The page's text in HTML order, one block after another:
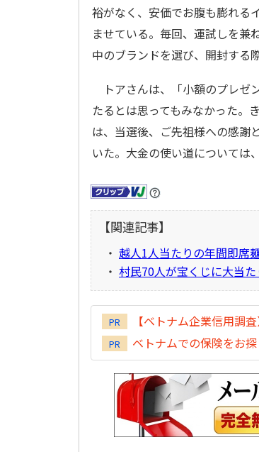
裕がなく、安価でお腹も膨れる
ませている。毎回、運試しを兼
中のブランドを選び、開封する
トアさんは、「小額のプレゼ
たるとは思ってもみなかった。
は、当選後、ご先祖様への感謝
いた。大金の使い道については
【関連記事】
・ 越人1人当たりの年間即席
・ 村民70人が宝くじに大当
PR 【ベトナム企業信用調
PR ベトナムでの保険をお